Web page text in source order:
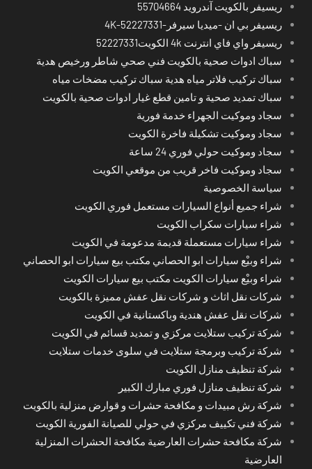
ريسيفر بالكويت آندرويد 55704664
ريسيفر بي ان -ميديا سيرفر-4K-52227331
ريسيفر واي فاي انترنت 4k الكويت52227331
سباك ادوات صحية بالكويت فني صحي شاطر ورخيص هدية
سباك تركيب فلاتر مياه هدية سباك تركيب مضخات مياه
سباك تمديد صحية و تامين قطع غيار ادوات صحية بالكويت
سجاد وموكيت الجهراء خدمة فورية
سجاد وموكيت تشكيلة فاخرة الكويت
سجاد وموكيت حولي فوري 24 ساعة
سجاد وموكيت فاخر قريب من موقعي الكويت
سياسة الخصوصية
شراء جميع أنواع السيارات مستعمل فوري الكويت
شراء سيارات سكراب الكويت
شراء سيارات مستعملة قديمة مدعومة في الكويت
شراء وبيْع سيارات ابو الحصاني مكتب بيع سيارات ابو الحصاني
شراء وبيْع سيارات الكويت مكتب بيع سيارات الكويت
شركات نقل اثاث و شركات نقل عفش مميزة بالكويت
شركات نقل عفش هندية وباكستانية في الكويت
شركة تركيب ستلايت مركزي و تمديد قسائم في الكويت
شركة تركيب وبرمجة ستلايت في سلوى خدمات ستلايت
شركة تنظيف منازل الكويت
شركة تنظيف منازل فوري مبارك الكبير
شركة رش مبيدات و مكافحة حشرات و قوارض منزلية بالكويت
شركة فني تكييف مركزي في حولي للصيانة الفورية الكويت
شركة مكافحة حشرات العارضية مكافحة الحشرات المنزلية
العارضية